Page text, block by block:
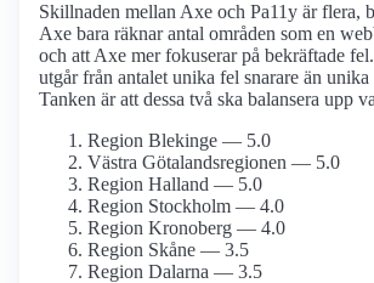
Skillnaden mellan Axe och Pa11y är flera,
Axe bara räknar antal områden som en
och att Axe mer fokuserar på bekräftade
utgår från antalet unika fel snarare än unika
Tanken är att dessa två ska balansera upp
Region Blekinge — 5.0
Västra Götalandsregionen — 5.0
Region Halland — 5.0
Region Stockholm — 4.0
Region Kronoberg — 4.0
Region Skåne — 3.5
Region Dalarna — 3.5